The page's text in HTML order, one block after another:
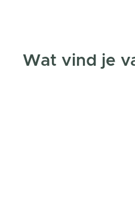
Wat vind je